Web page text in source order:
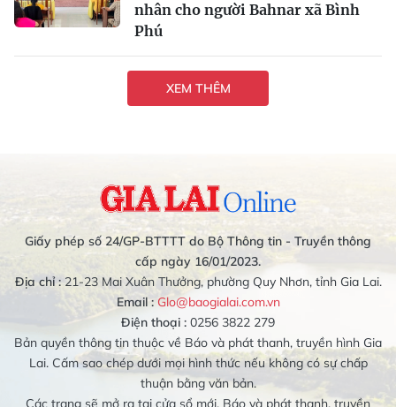
nhân cho người Bahnar xã Bình
Phú
XEM THÊM
Giấy phép số 24/GP-BTTTT do Bộ Thông tin - Truyền thông
cấp ngày 16/01/2023.
Địa chỉ :21-23 Mai Xuân Thưởng, phường Quy Nhơn, tỉnh Gia Lai.
Email : Glo@baogialai.com.vn
Điện thoại : 0256 3822 279
Bản quyền thông tin thuộc về Báo và phát thanh, truyền hình Gia
Lai. Cấm sao chép dưới mọi hình thức nếu không có sự chấp
thuận bằng văn bản.
Các trang sẽ mở ra tại cửa sổ mới. Báo và phát thanh, truyền